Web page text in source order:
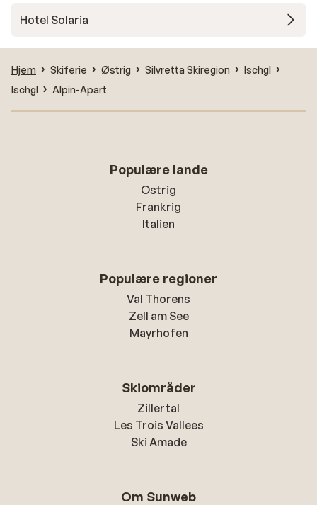
Hotel Solaria
Hjem Skiferie Østrig Silvretta Skiregion
Ischgl
Ischgl
Alpin-Apart
Populære lande
Ostrig
Frankrig
Italien
Populære regioner
Val Thorens
Zell am See
Mayrhofen
Skiområder
Zillertal
Les Trois Vallees
Ski Amade
Om Sunweb